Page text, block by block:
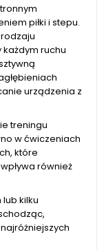
piłki i stepu.
ruchu
urządzenia z
treningu
w ćwiczeniach
które
również
kilku